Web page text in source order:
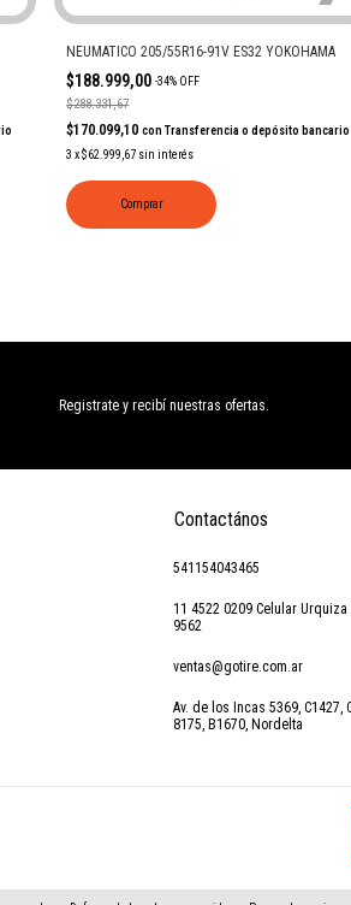
NEUMATICO 205/55R16-91V ES32 YOKOHAMA
$188.999,00-34% OFF
$288.331,67
$170.099,10con Transferencia o depósito bancario
3 x$62.999,67 sin interés
Comprar
Registrate y recibí nuestras ofertas.
Contactános
541154043465
11 4522 0209 Celular
9562
ventas@gotire.com.ar
Av. de los Incas 5369, C1427,
8175, B1670, Nordelta